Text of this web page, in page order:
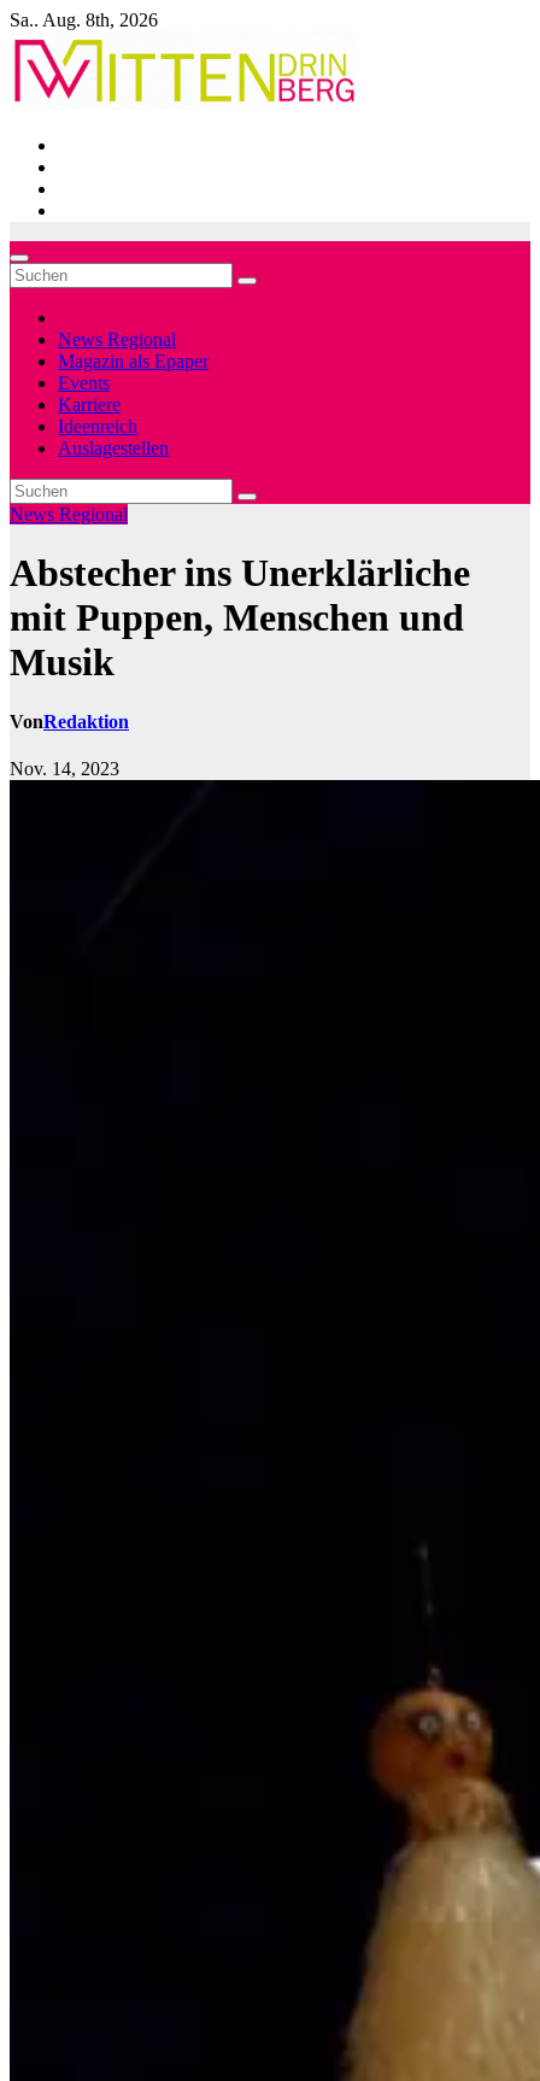
Zum
Inhalt
springen
Sa.. Aug. 8th, 2026
News Regional
Magazin als Epaper
Events
Karriere
Ideenreich
Auslagestellen
News Regional
Abstecher ins Unerklärliche
mit Puppen, Menschen und
Musik
VonRedaktion
Nov. 14, 2023